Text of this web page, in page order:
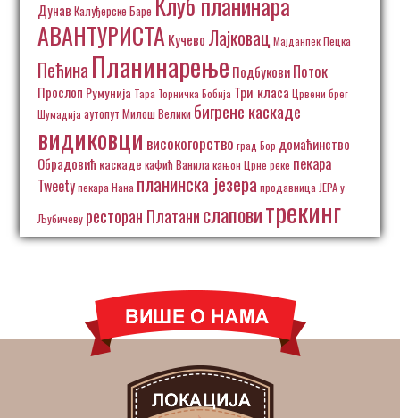
Дунав Калуђерске Баре
АВАНТУРИСТА Кучево Лајковац Мајданпек Пецка
Пећина Планинарење ПодбуковиПоток
Прослоп Румунија Тара Торничка Бобија Три класа Црвени брег
Шумадија аутопут Милош Велики бигрене каскаде
видиковци високогорство град Бор домаћинство
Обрадовић каскаде кафић Ванилакањон Црне реке пекара
Tweetyпекара Нана планинска језера продавница ЈЕРА у
Љубичеву ресторан Платанислаповитрекинг